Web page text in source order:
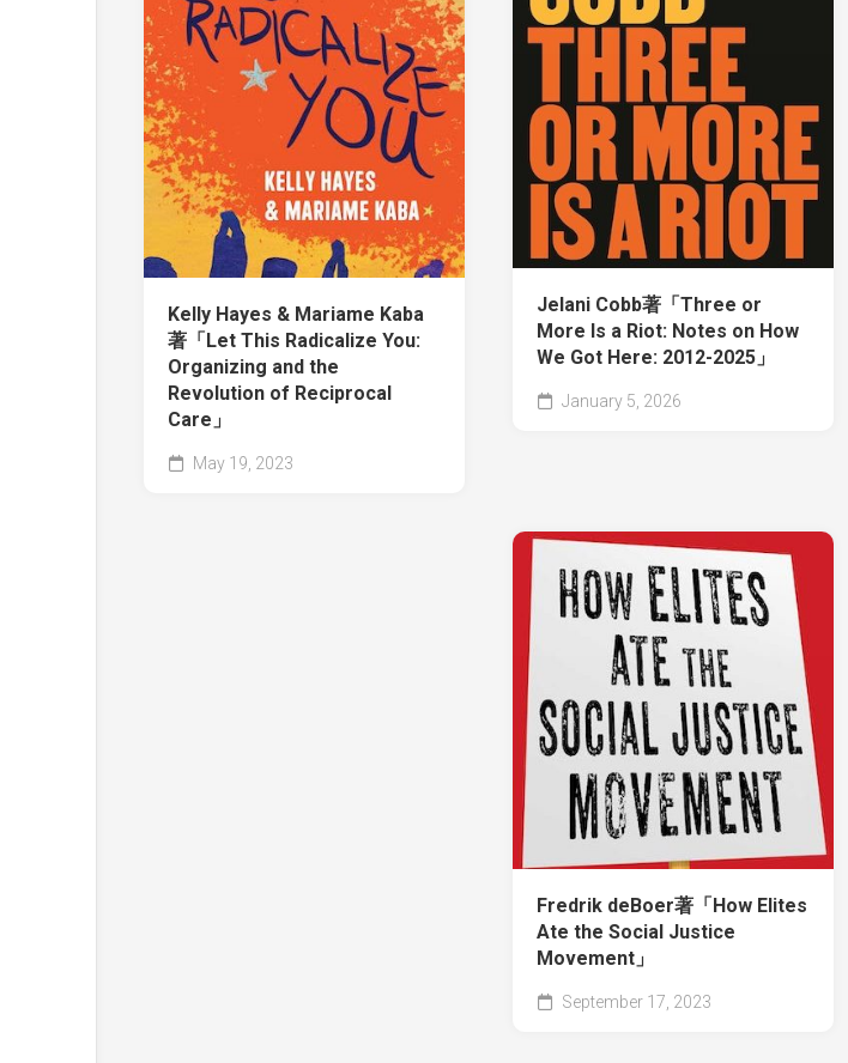
Kelly Hayes & Mariame Kaba
著「Let This Radicalize You:
Organizing and the
Revolution of Reciprocal
Care」
May 19, 2023
Jelani Cobb著「Three or
More Is a Riot: Notes on How
We Got Here: 2012-2025」
January 5, 2026
Fredrik deBoer著「How Elites
Ate the Social Justice
Movement」
September 17, 2023